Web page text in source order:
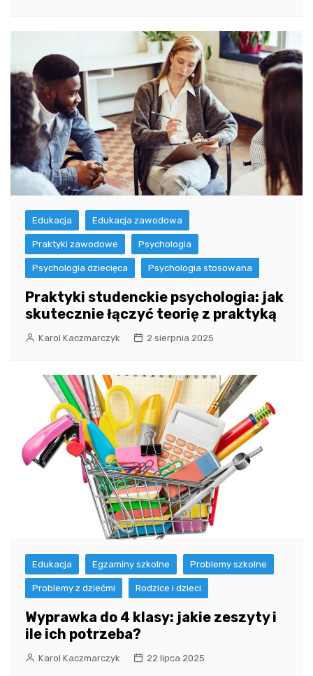
Edukacja Edukacja zawodowa
Praktyki zawodowe Psychologia
Psychologia dziecięca Psychologia stosowana
Praktyki studenckie psychologia: jak
skutecznie łączyć teorię z praktyką
Karol Kaczmarczyk 2 sierpnia 2025
Edukacja Egzaminy szkolne Problemy szkolne
Problemy z dziećmi Rodzice i dzieci
Wyprawka do 4 klasy: jakie zeszyty i
ile ich potrzeba?
Karol Kaczmarczyk 22 lipca 2025